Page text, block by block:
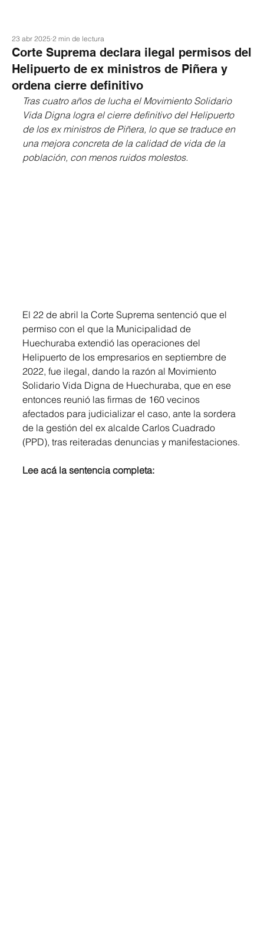
Corte Suprema declara ilegal permisos del
Helipuerto de ex ministros de Piñera y
ordena cierre definitivo
23 abr 2025 2 min de lectura
Tras cuatro años de lucha el Movimiento Solidario
Vida Digna logra el cierre definitivo del Helipuerto
de los ex ministros de Piñera, lo que se traduce en
una mejora concreta de la calidad de vida de la
población, con menos ruidos molestos.
El 22 de abril la Corte Suprema sentenció que el
permiso con el que la Municipalidad de
Huechuraba extendió las operaciones del
Helipuerto de los empresarios en septiembre de
2022, fue ilegal, dando la razón al Movimiento
Solidario Vida Digna de Huechuraba, que en ese
entonces reunió las firmas de 160 vecinos
afectados para judicializar el caso, ante la sordera
de la gestión del ex alcalde Carlos Cuadrado
(PPD), tras reiteradas denuncias y manifestaciones.
Lee acá la sentencia completa: